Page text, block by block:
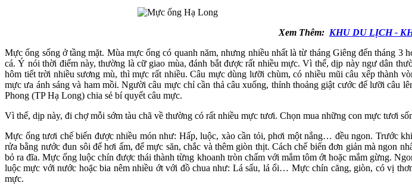
Xem Thêm: KHU DU LỊCH -
Mực ống sống ở tầng mặt. Mùa mực ống có quanh năm, nhưng nhiều nhất là từ tháng Giêng đến tháng
cá. Ý nói thời điểm này, thường là cữ giao mùa, đánh bắt được rất nhiều mực. Vì thế, dịp này ngư dân
hôm tiết trời nhiều sương mù, thì mực rất nhiều. Câu mực dùng lưỡi chùm, có nhiều mũi câu xếp thành
mực ưa ánh sáng và ham mồi. Người câu mực chỉ cần thả câu xuống, thỉnh thoảng giật cước để lưỡi
Phong (TP Hạ Long) chia sẻ bí quyết câu mực.
Vì thế, dịp này, đi chợ mỗi sớm tàu chã về thường có rất nhiều mực tươi. Chọn mua những con mực tươi
Mực ống tươi chế biến được nhiều món như: Hấp, luộc, xào cần tỏi, phơi một nắng… đều ngon. Trước
rửa bằng nước đun sôi để hơi ấm, để mực săn, chắc và thêm giòn thịt. Cách chế biến đơn giản mà ngon
bỏ ra đĩa. Mực ống luộc chín được thái thành từng khoanh tròn chấm với mắm tôm ớt hoặc mắm gừng.
luộc mực với nước hoặc bia nêm nhiều ớt với đồ chua như: Lá sấu, lá ổi… Mực chín căng, giòn, có vị
mực.